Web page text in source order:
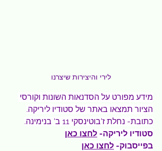
לירי והיצירות שיצרנו
מידע מפורט על הסדנאות השונות וקורסי
הציור תמצאו באתר של סטודיו ליריקה.
כתובת- נחלת ז'בוטינסקי 11 ב' בנימינה.
סטודיו ליריקה- לחצו כאן
בפייסבוק- לחצו כאן